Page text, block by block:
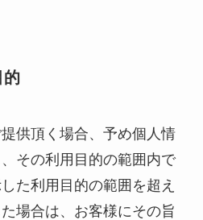
的
供頂く場合、予め個人情
その利用目的の範囲内で
た利用目的の範囲を超え
場合は、お客様にその旨